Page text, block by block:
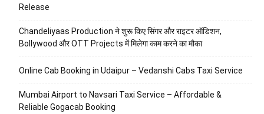
Release
Chandeliyaas Production ने शुरू किए सिंगर और राइटर ऑडिशन,
Bollywood और OTT Projects में मिलेगा काम करने का मौका
Online Cab Booking in Udaipur – Vedanshi Cabs Taxi Service
Mumbai Airport to Navsari Taxi Service – Affordable &
Reliable Gogacab Booking